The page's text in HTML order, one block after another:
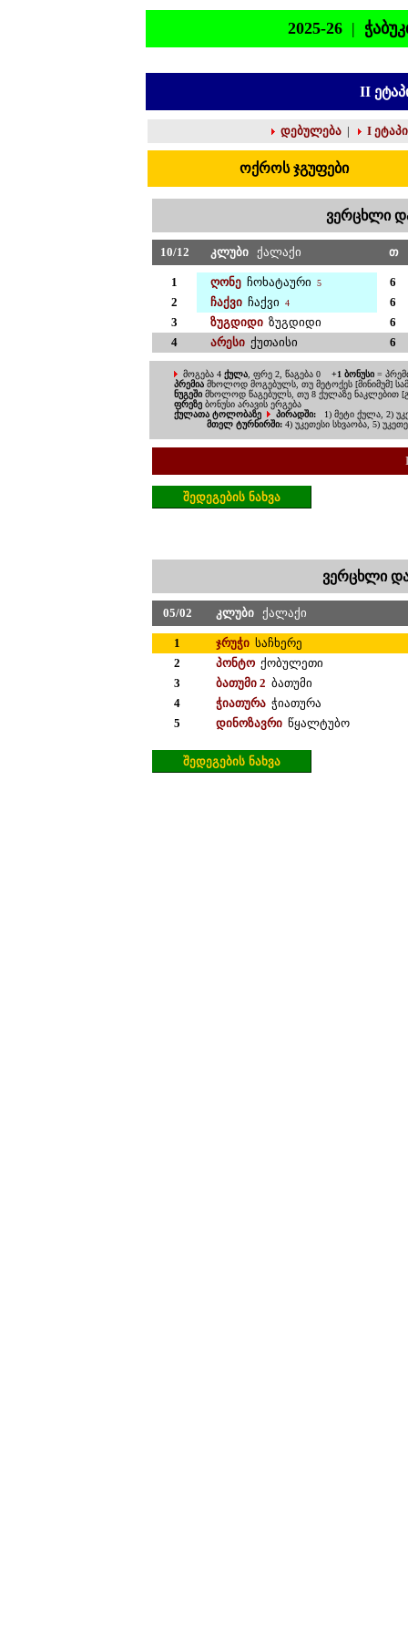
2025-26 |
II
დებულება | I ეტაპი
ოქროს ჯგუფები
ვერცხლი
10/12 კლუბი ქალაქი თ
1 ღონე ჩოხატაური 5
6
2
ჩაქვი ჩაქვი 4
6
3
ზუგდიდი ზუგდიდი
6
4
არესი ქუთაისი 6
მოგება 4 ქულა, ფრე 2, წაგება 0 +1 ბონუსი =
პრემია მხოლოდ მოგებულს, თუ მეტოქეს [მინიმუმ]
ნუგეში მხოლოდ წაგებულს, თუ 8 ქულაზე ნაკლებით
ფრეზე ბონუსი არავის ერგება
ქულათა ტოლობაზე
პირადში:
1) მეტი ქულა, 2)
მთელ ტურნირში: 4) უკეთესი სხვაობა, 5)
შედეგები ს ნახვა
ვერცხლი
05/02 კლუბი ქალაქი
1 ჯრუჭი საჩხერე
2
პონტო ქობულეთი
3
ბათუმი 2 ბათუმი
4
ჭიათურა ჭიათურა
5
დინოზავრი წყალტუბო
შედეგების ნახვა